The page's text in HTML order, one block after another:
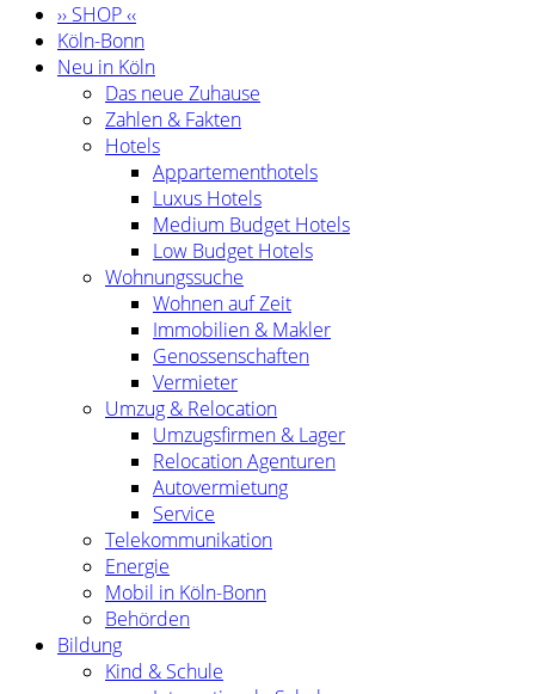
›› SHOP ‹‹
Köln-Bonn
Neu in Köln
Das neue Zuhause
Zahlen & Fakten
Hotels
Appartementhotels
Luxus Hotels
Medium Budget Hotels
Low Budget Hotels
Wohnungssuche
Wohnen auf Zeit
Immobilien & Makler
Genossenschaften
Vermieter
Umzug & Relocation
Umzugsfirmen & Lager
Relocation Agenturen
Autovermietung
Service
Telekommunikation
Energie
Mobil in Köln-Bonn
Behörden
Bildung
Kind & Schule